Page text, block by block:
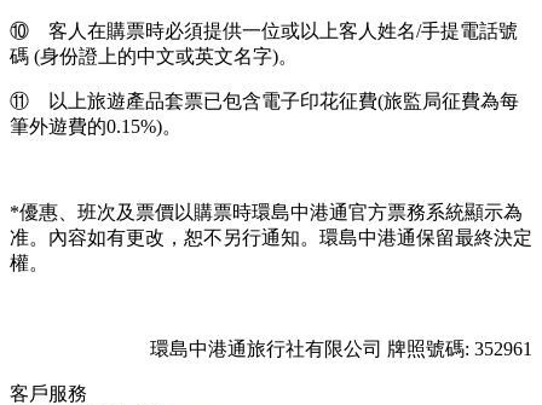
⑩ 客人在購票時必須提供一位或以上客人姓名/手提電話號
碼 (身份證上的中文或英文名字)。
⑪ 以上旅遊產品套票已包含電子印花征費(旅監局征費為每
筆外遊費的0.15%)。
*優惠、班次及票價以購票時環島中港通官方票務系統顯示為
准。內容如有更改，恕不另行通知。環島中港通保留最終決定
權。
環島中港通旅行社有限公司 牌照號碼: 352961
客戶服務